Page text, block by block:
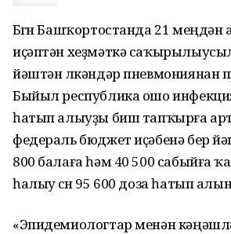
Бөгөн Башҡортостанда 21
иҫәптән хеҙмәткә
йәштән өлкәндәр пневмониянан
Быйыл республика ошо
һатып алыуҙы биш тапҡырға
федераль бюджет иҫәбенә бер
800 балаға һәм 40 500 сабыйға
һалыу өсөн 95 600 доза һатып
«Эпидемиологтар менән